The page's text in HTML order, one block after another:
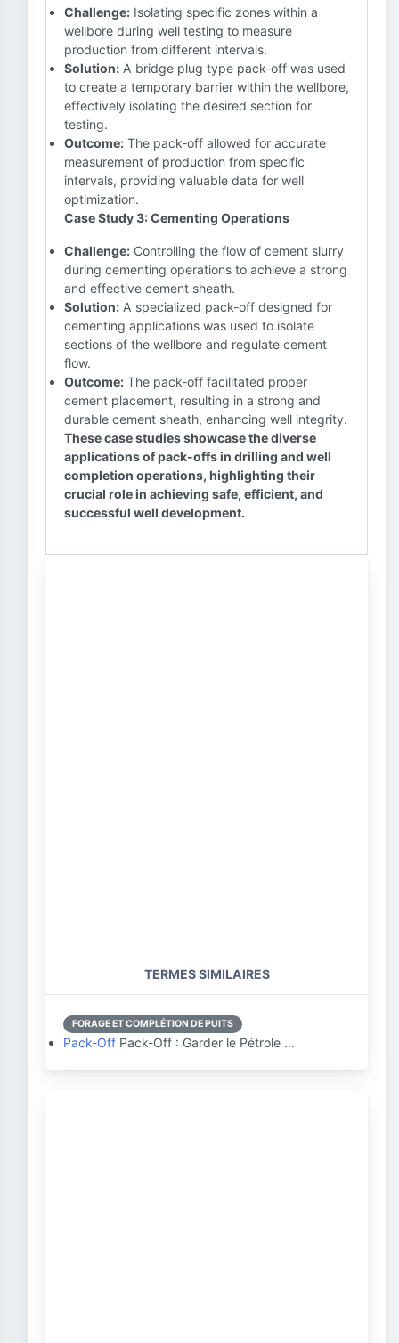
Challenge: Isolating specific zones within a
wellbore during well testing to measure
production from different intervals.
Solution: A bridge plug type pack-off was used
to create a temporary barrier within the wellbore,
effectively isolating the desired section for
testing.
Outcome: The pack-off allowed for accurate
measurement of production from specific
intervals, providing valuable data for well
optimization.
Case Study 3: Cementing Operations
Challenge: Controlling the flow of cement slurry
during cementing operations to achieve a strong
and effective cement sheath.
Solution: A specialized pack-off designed for
cementing applications was used to isolate
sections of the wellbore and regulate cement
flow.
Outcome: The pack-off facilitated proper
cement placement, resulting in a strong and
durable cement sheath, enhancing well integrity.
These case studies showcase the diverse
applications of pack-offs in drilling and well
completion operations, highlighting their
crucial role in achieving safe, efficient, and
successful well development.
TERMES SIMILAIRES
FORAGE ET COMPLÉTION DE PUITS
Pack-Off Pack-Off : Garder le Pétrole …